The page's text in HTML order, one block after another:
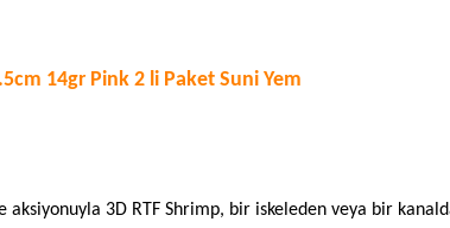
14gr Pink 2 li Paket Suni Yem
3D RTF Shrimp, bir iskeleden veya bir